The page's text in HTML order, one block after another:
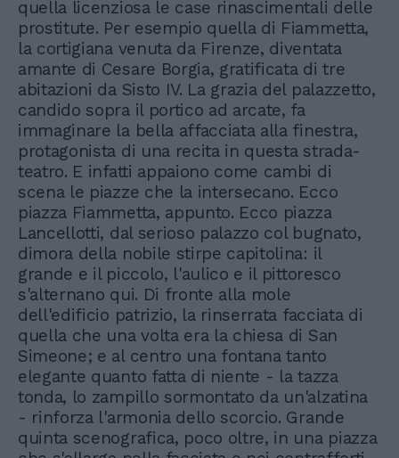
quella licenziosa le case rinascimentali delle
prostitute. Per esempio quella di Fiammetta,
la cortigiana venuta da Firenze, diventata
amante di Cesare Borgia, gratificata di tre
abitazioni da Sisto IV. La grazia del palazzetto,
candido sopra il portico ad arcate, fa
immaginare la bella affacciata alla finestra,
protagonista di una recita in questa strada-
teatro. E infatti appaiono come cambi di
scena le piazze che la intersecano. Ecco
piazza Fiammetta, appunto. Ecco piazza
Lancellotti, dal serioso palazzo col bugnato,
dimora della nobile stirpe capitolina: il
grande e il piccolo, l'aulico e il pittoresco
s'alternano qui. Di fronte alla mole
dell'edificio patrizio, la rinserrata facciata di
quella che una volta era la chiesa di San
Simeone; e al centro una fontana tanto
elegante quanto fatta di niente - la tazza
tonda, lo zampillo sormontato da un'alzatina
- rinforza l'armonia dello scorcio. Grande
quinta scenografica, poco oltre, in una piazza